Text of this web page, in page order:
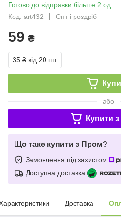
Готово до відправки більше 2 од.
Код: art432
Опт і роздріб
59 ₴
35 ₴ від 20 шт.
або
Купити з
Що таке купити з Пром?
Замовлення під захистом
Доступна доставка
Доставка